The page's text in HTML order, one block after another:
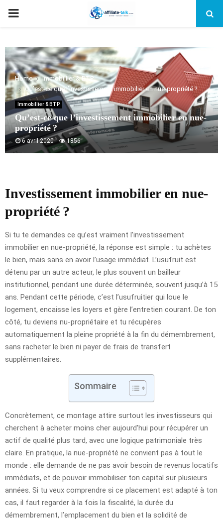
PRIMARY
Home
Immobillier & BTP
Qu’est-ce que l’investissement immobilier en nue-propriété ?
Immobillier & BTP
Qu’est-ce que l’investissement immobilier en nue-
propriété ?
6 avril 2020 1856
Investissement immobilier en nue-
propriété ?
Si tu te demandes ce qu’est vraiment l’investissement
immobilier en nue-propriété, la réponse est simple : tu achètes
le bien, mais sans en avoir l’usage immédiat. L’usufruit est
détenu par un autre acteur, le plus souvent un bailleur
institutionnel, pendant une durée déterminée, souvent jusqu’à 15
ans. Pendant cette période, c’est l’usufruitier qui loue le
logement, encaisse les loyers et gère l’entretien courant. De ton
côté, tu deviens nu-propriétaire et tu récupères
automatiquement la pleine propriété à la fin du démembrement,
sans racheter le bien ni payer de frais de transfert
supplémentaires.
Sommaire
Concrètement, ce montage attire surtout les investisseurs qui
cherchent à acheter moins cher aujourd’hui pour récupérer un
actif de qualité plus tard, avec une logique patrimoniale très
claire. En pratique, la nue-propriété ne convient pas à tout le
monde : elle demande de ne pas avoir besoin de revenus locatifs
immédiats, et de pouvoir immobiliser ton capital sur plusieurs
années. Si tu veux comprendre si ce placement est adapté à ton
cas, il faut regarder à la fois la fiscalité, la durée du
démembrement, l’emplacement du bien et la solidité de